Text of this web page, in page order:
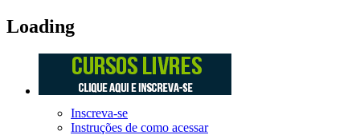
Loading
Inscreva-se
Instruções de como acessar